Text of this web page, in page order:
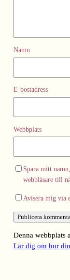
Namn
E-postadress
Webbplats
Spara mitt
webbläsare till
Avisera mig via
Denna webbplats
Lär dig om hur